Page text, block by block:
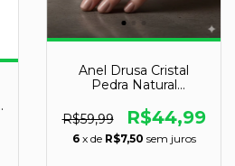
Anel Drusa Cristal
Pedra Natural
Dourado
R$59,99 R$44,99
6 x de R$7,50 sem juros